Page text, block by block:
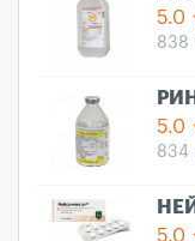
5.0
838
5.0
834
5.0